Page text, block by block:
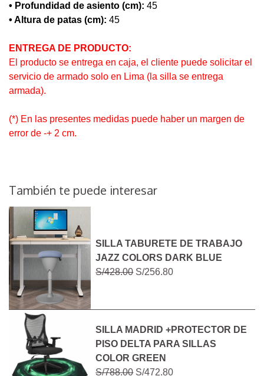
• Profundidad de asiento (cm): 45
• Altura de patas (cm): 45
ENTREGA DE PRODUCTO:
El producto se entrega en caja, el cliente puede solicitar el
servicio de armado solo en Lima (la silla se entrega
armada).
(*) En las presentes medidas puede haber un margen de
error de -+ 2 cm.
También te puede interesar
SILLA TABURETE DE TRABAJO
JAZZ COLORS DARK BLUE
S/428.00S/256.80
SILLA MADRID +PROTECTOR DE
PISO DELTA PARA SILLAS
COLOR GREEN
S/788.00S/472.80